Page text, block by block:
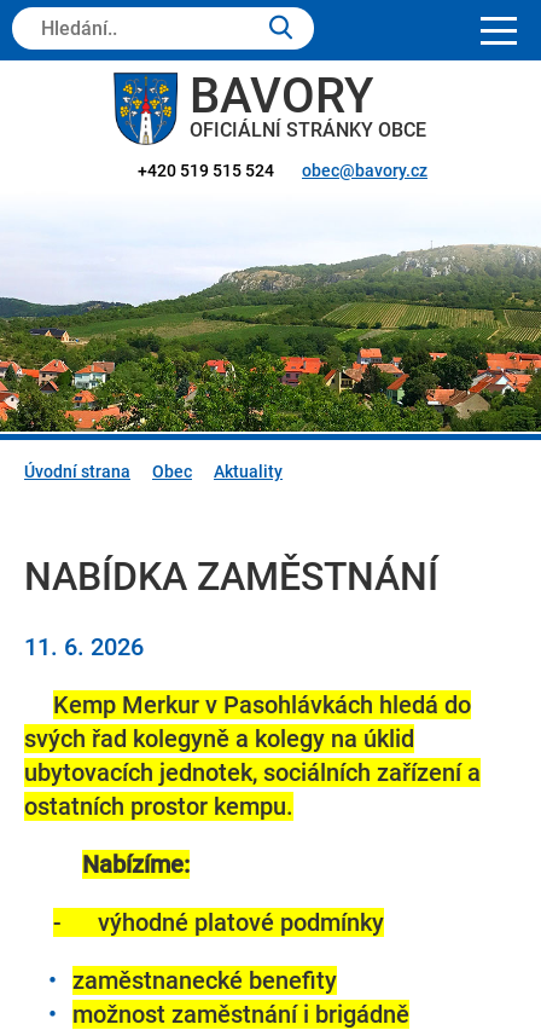
BAVORY
OFICIÁLNÍ STRÁNKY OBCE
+420 519 515 524 obec@bavory.cz
Hledaný
text:
Úvodní strana Obec Aktuality
NABÍDKA ZAMĚSTNÁNÍ
11. 6. 2026
Kemp Merkur v Pasohlávkách hledá do
svých řad kolegyně a kolegy na úklid
ubytovacích jednotek, sociálních zařízení a
ostatních prostor kempu.
Nabízíme:
- výhodné platové podmínky
zaměstnanecké benefity
možnost zaměstnání i brigádně